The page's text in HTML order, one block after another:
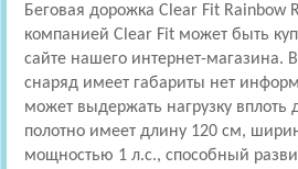
Беговая дорожка Clear Fit Rainbow
компанией Clear Fit может быть
сайте нашего интернет-магазина.
снаряд имеет габариты нет
может выдержать нагрузку вплоть
полотно имеет длину 120 см,
мощностью 1 л.с., способный